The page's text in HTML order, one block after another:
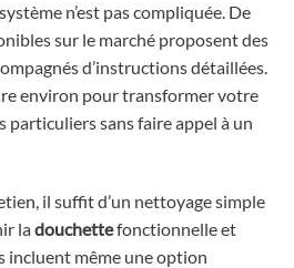
n’est pas compliquée. De
sur le marché proposent des
d’instructions détaillées.
environ pour transformer votre
sans faire appel à un
il suffit d’un nettoyage simple
ladouchettefonctionnelle et
incluent même une option